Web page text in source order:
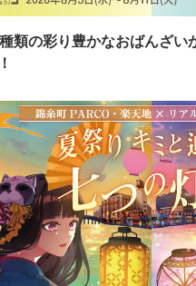
類の彩り豊かなおばんざい